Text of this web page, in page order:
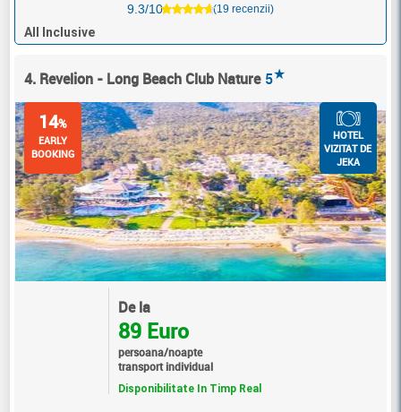
9.3/10
(19 recenzii)
All Inclusive
4. Revelion - Long Beach Club Nature 5★
14%
EARLY
BOOKING
HOTEL
VIZITAT DE
JEKA
De la
89 Euro
persoana/noapte
transport individual
Disponibilitate In Timp Real